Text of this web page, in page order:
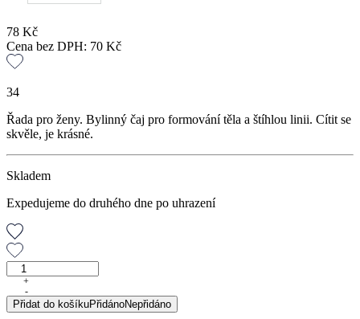
78 Kč
Cena bez DPH: 70 Kč
34
Řada pro ženy. Bylinný čaj pro formování těla a štíhlou linii. Cítit se
skvěle, je krásné.
Skladem
Expedujeme do druhého dne po uhrazení
Štíhlá
žena,
porcovaný
čaj,
+
-
Přidat do košíkuPřidánoNepřidáno